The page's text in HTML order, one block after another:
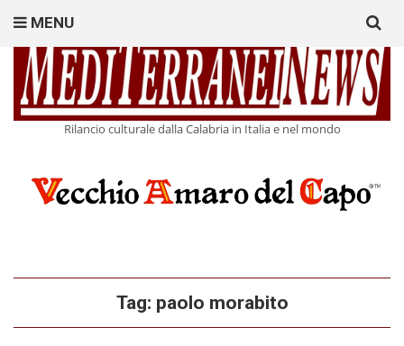
Rilancio culturale dalla Calabria in Italia e nel mondo
MENU
for:
Tag: paolo morabito